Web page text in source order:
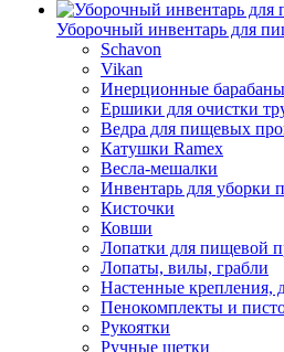
Уборочный инвентарь для
Schavon
Vikan
Инерционные
Ершики для очистки
Ведра для пищевых
Катушки Ramex
Весла-мешалки
Инвентарь для уборки
Кисточки
Ковши
Лопатки для пищевой
Лопаты, вилы, грабли
Настенные крепления,
Пенокомплекты и
Рукоятки
Ручные щетки